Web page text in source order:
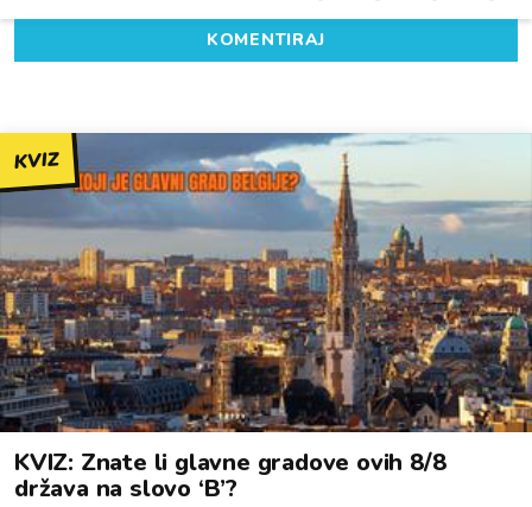
KOMENTIRAJ
KVIZ
KVIZ: Znate li glavne gradove ovih 8/8
država na slovo ‘B’?